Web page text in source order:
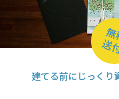
無
送
建てる前にじっくり